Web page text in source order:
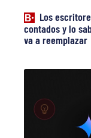
Los
contados y lo
va a reemplazar